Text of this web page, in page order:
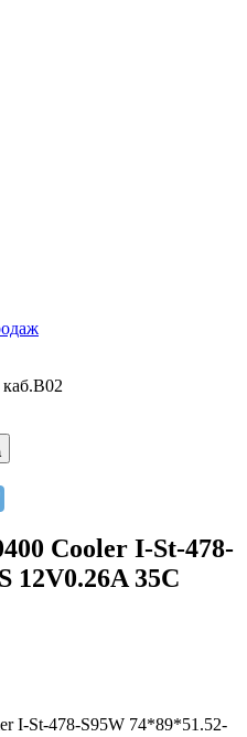
Cooler I-St-478-
12V0.26A 35C
I-St-478-S95W 74*89*51.52-